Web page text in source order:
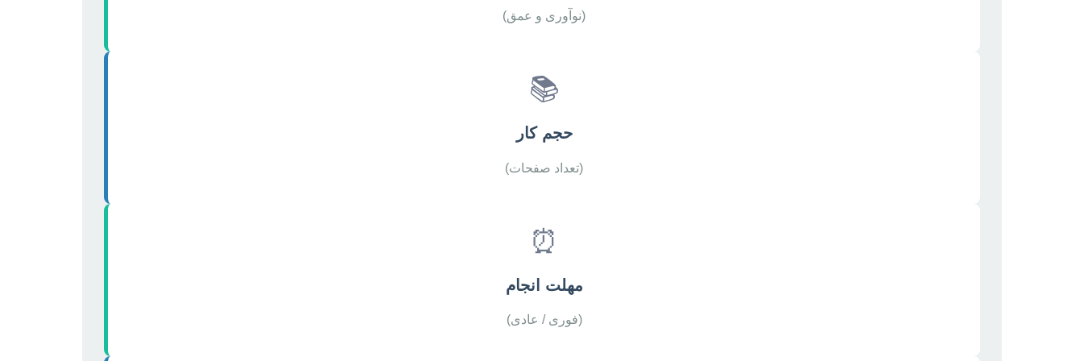
(نوآوری و عمق)
📚
حجم کار
(تعداد صفحات)
⏰
مهلت انجام
(فوری / عادی)